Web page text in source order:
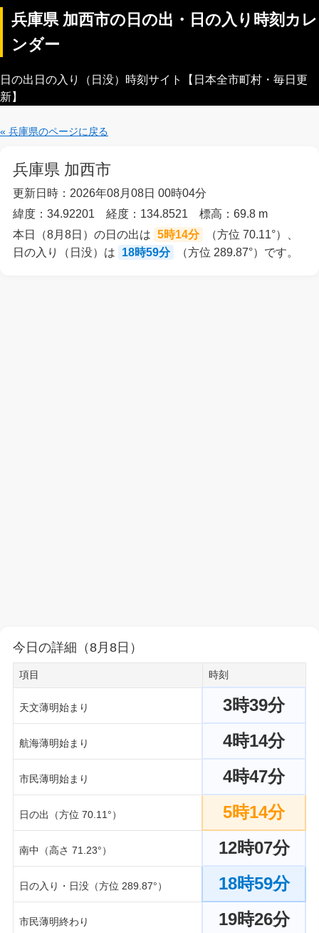
兵庫県 加西市の日の出・日の入り時刻カレ
ンダー
日の出日の入り（日没）時刻サイト【日本全市町村・毎日更
新】
« 兵庫県のページに戻る
兵庫県 加西市
更新日時：2026年08月08日 00時04分
緯度：34.92201 経度：134.8521 標高：69.8 m
本日（8月8日）の日の出は 5時14分
（方位 70.11°）、
日の入り（日没）は
18時59分 （方位 289.87°）です。
今日の詳細（8月8日）
項目 時刻
天文薄明始まり 3時39分
航海薄明始まり 4時14分
市民薄明始まり 4時47分
日の出（方位 70.11°） 5時14分
南中（高さ 71.23°） 12時07分
日の入り・日没（方位 289.87°） 18時59分
市民薄明終わり 19時26分